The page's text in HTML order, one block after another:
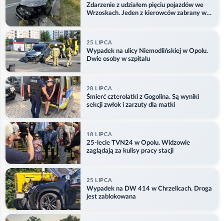
Zdarzenie z udziałem pięciu pojazdów we
Wrzoskach. Jeden z kierowców zabrany w
25 LIPCA
Wypadek na ulicy Niemodlińskiej w Opolu.
Dwie osoby w szpitalu
28 LIPCA
Śmierć czterolatki z Gogolina. Są wyniki
sekcji zwłok i zarzuty dla matki
18 LIPCA
25-lecie TVN24 w Opolu. Widzowie
zaglądają za kulisy pracy stacji
25 LIPCA
Wypadek na DW 414 w Chrzelicach. Droga
jest zablokowana